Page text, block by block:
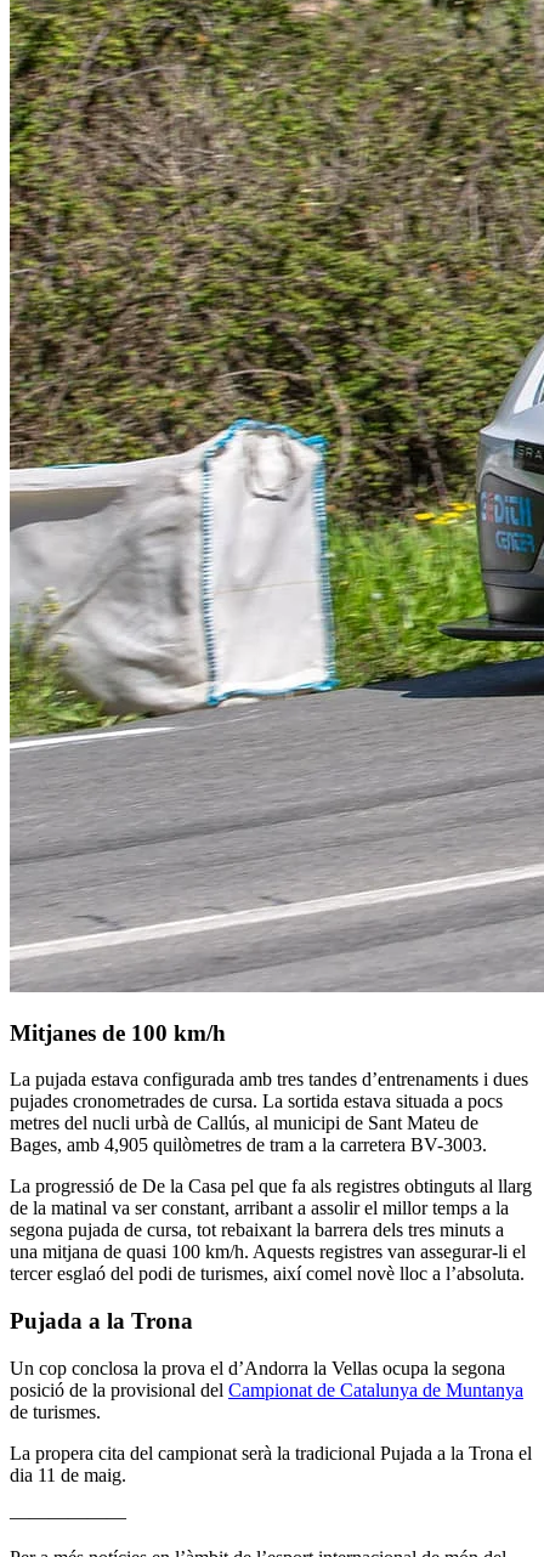
Mitjanes de 100 km/h
La pujada estava configurada amb tres tandes d’entrenaments i dues
pujades cronometrades de cursa. La sortida estava situada a pocs
metres del nucli urbà de Callús, al municipi de Sant Mateu de
Bages, amb 4,905 quilòmetres de tram a la carretera BV-3003.
La progressió de De la Casa pel que fa als registres obtinguts al llarg
de la matinal va ser constant, arribant a assolir el millor temps a la
segona pujada de cursa, tot rebaixant la barrera dels tres minuts a
una mitjana de quasi 100 km/h. Aquests registres van assegurar-li el
tercer esglaó del podi de turismes, així comel novè lloc a l’absoluta.
Pujada a la Trona
Un cop conclosa la prova el d’Andorra la Vellas ocupa la segona
posició de la provisional del Campionat de Catalunya de Muntanya
de turismes.
La propera cita del campionat serà la tradicional Pujada a la Trona el
dia 11 de maig.
——————